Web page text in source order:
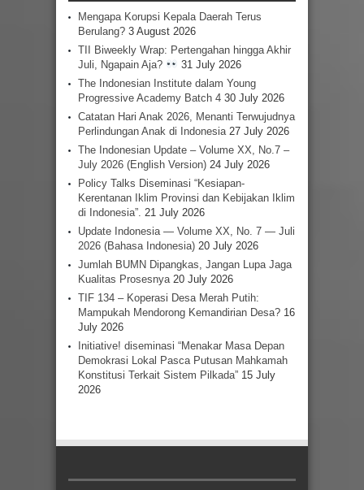
Mengapa Korupsi Kepala Daerah Terus
Berulang? 3 August 2026
TII Biweekly Wrap: Pertengahan hingga Akhir
Juli, Ngapain Aja?
31 July 2026
The Indonesian Institute dalam Young
Progressive Academy Batch 4 30 July 2026
Catatan Hari Anak 2026, Menanti Terwujudnya
Perlindungan Anak di Indonesia 27 July 2026
The Indonesian Update – Volume XX, No.7 –
July 2026 (English Version) 24 July 2026
Policy Talks Diseminasi “Kesiapan-
Kerentanan Iklim Provinsi dan Kebijakan Iklim
di Indonesia”. 21 July 2026
Update Indonesia — Volume XX, No. 7 — Juli
2026 (Bahasa Indonesia) 20 July 2026
Jumlah BUMN Dipangkas, Jangan Lupa Jaga
Kualitas Prosesnya 20 July 2026
TIF 134 – Koperasi Desa Merah Putih:
Mampukah Mendorong Kemandirian Desa? 16
July 2026
Initiative! diseminasi “Menakar Masa Depan
Demokrasi Lokal Pasca Putusan Mahkamah
Konstitusi Terkait Sistem Pilkada” 15 July
2026